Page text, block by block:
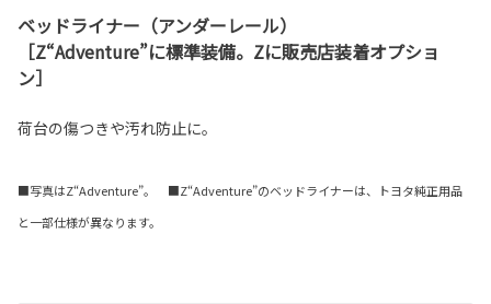
ベッドライナー（アンダーレール）
［Z“Adventure”に標準装備。Zに販売店装着オプショ
ン］
荷台の傷つきや汚れ防止に。
■写真はZ“Adventure”。 ■Z“Adventure”のベッドライナーは、トヨタ純正用品
と一部仕様が異なります。